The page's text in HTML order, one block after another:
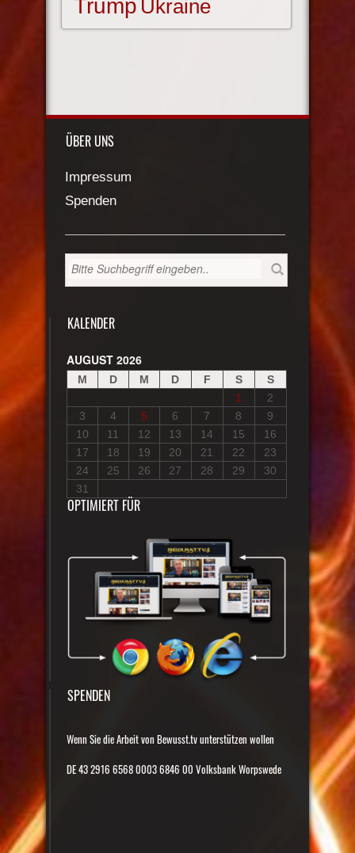
Trump Ukraine
ÜBER UNS
Impressum
Spenden
KALENDER
AUGUST 2026
M D M D F S
S
1
2
3
4 5 6 7 8
9
10
11 12 13 14 15
16
17
18 19 20 21 22
23
24
25 26 27 28 29
30
31
OPTIMIERT FÜR
SPENDEN
Wenn Sie die Arbeit von Bewusst.tv unterstützen wollen
DE 43 2916 6568 0003 6846 00 Volksbank Worpswede